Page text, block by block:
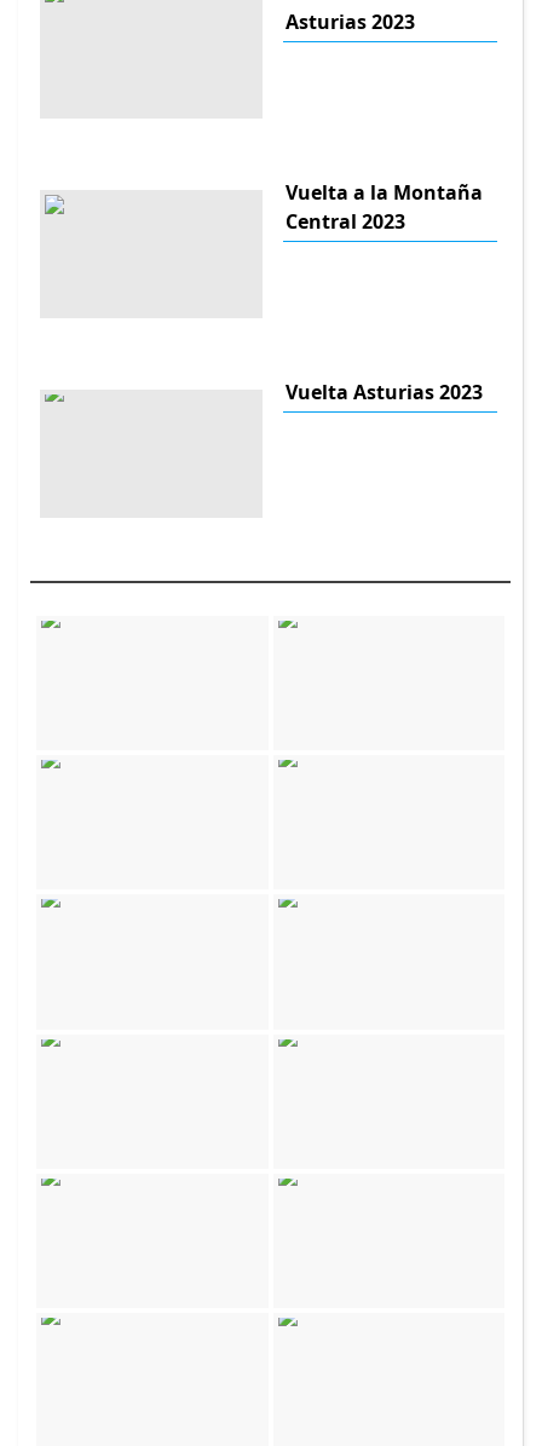
Asturias 2023
Vuelta a la Montaña
Central 2023
Vuelta Asturias 2023